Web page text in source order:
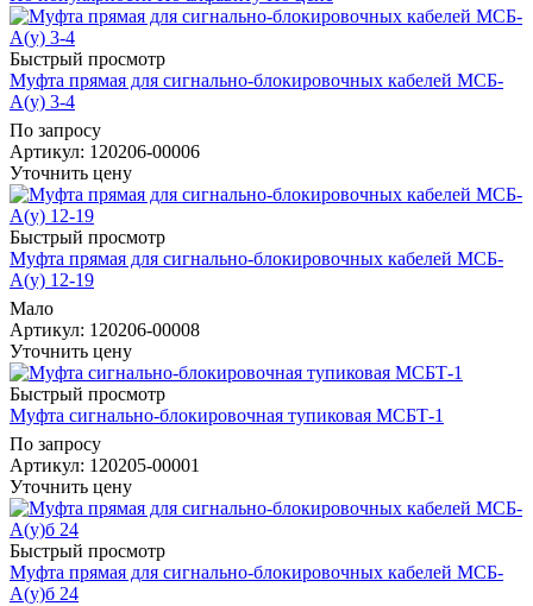
Быстрый просмотр
Муфта прямая для сигнально-блокировочных кабелей МСБ-
А(у) 3-4
По запросу
Артикул: 120206-00006
Уточнить цену
Быстрый просмотр
Муфта прямая для сигнально-блокировочных кабелей МСБ-
А(у) 12-19
Мало
Артикул: 120206-00008
Уточнить цену
Быстрый просмотр
Муфта сигнально-блокировочная тупиковая МСБТ-1
По запросу
Артикул: 120205-00001
Уточнить цену
Быстрый просмотр
Муфта прямая для сигнально-блокировочных кабелей МСБ-
А(у)б 24